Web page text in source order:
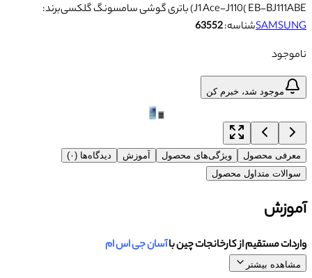
باتری گوشی سامسونگ گلکسی (J1 Ace-J110( EB-BJ111ABE
برند:
SAMSUNGشناسه:63552
ناموجود
موجود شد، خبرم کن
معرفی محصول ویژگی‌های محصول آموزش
دیدگاه‌ها (۰)
سوالات متداول محصول
آموزش
واردات مستقیم از کارخانجات چین باآسان جی اس ام
مشاهده بیشتر